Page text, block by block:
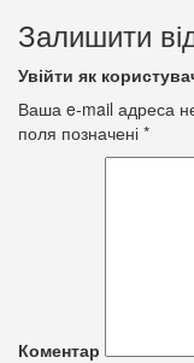
Залишити
Увійти як
Ваша e-mail адреса
поля позначені *
Коментар